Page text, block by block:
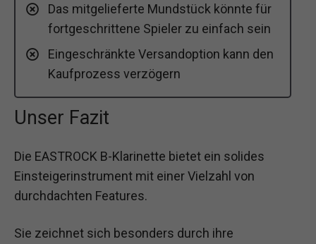
Das mitgelieferte Mundstück könnte für
fortgeschrittene Spieler zu einfach sein
Eingeschränkte Versandoption kann den
Kaufprozess verzögern
Unser Fazit
Die EASTROCK B-Klarinette bietet ein solides
Einsteigerinstrument mit einer Vielzahl von
durchdachten Features.
Sie zeichnet sich besonders durch ihre